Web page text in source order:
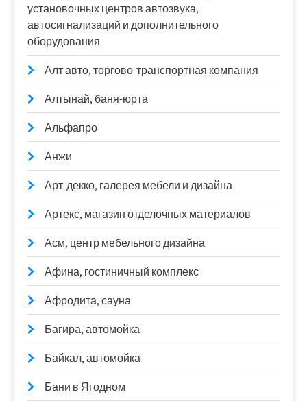
установочных центров автозвука,
автосигнализаций и дополнительного
оборудования
Алт авто, торгово-транспортная компания
Алтынай, баня-юрта
Альфапро
Анжи
Арт-декко, галерея мебели и дизайна
Артекс, магазин отделочных материалов
Асм, центр мебельного дизайна
Афина, гостиничный комплекс
Афродита, сауна
Багира, автомойка
Байкал, автомойка
Бани в Ягодном